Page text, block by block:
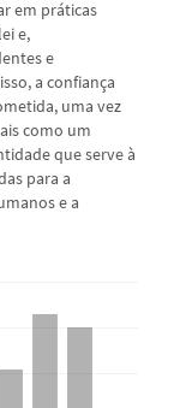
em práticas
e,
e
a confiança
uma vez
como um
que serve à
para a
e a